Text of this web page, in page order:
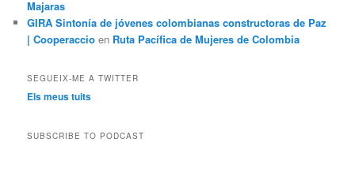
Majaras
GIRA Sintonía de jóvenes colombianas constructoras de Paz
| Cooperaccio en Ruta Pacífica de Mujeres de Colombia
SEGUEIX-ME A TWITTER
Els meus tuits
SUBSCRIBE TO PODCAST